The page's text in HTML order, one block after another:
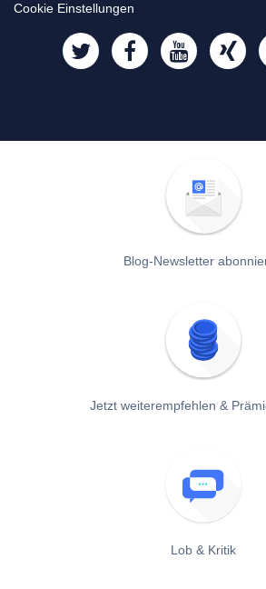
Cookie Einstellungen
Blog-Newsletter
Jetzt weiterempfehlen &
Lob & Kritik